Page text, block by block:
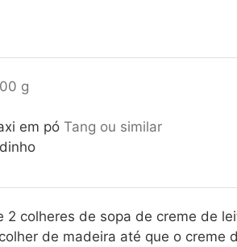
g
em pó Tang ou similar
2 colheres de sopa de creme de
de madeira até que o creme